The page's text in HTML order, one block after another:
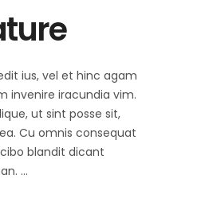
ius, vel et hinc agam
invenire iracundia vim.
ut sint posse sit,
Cu omnis consequat
blandit dicant